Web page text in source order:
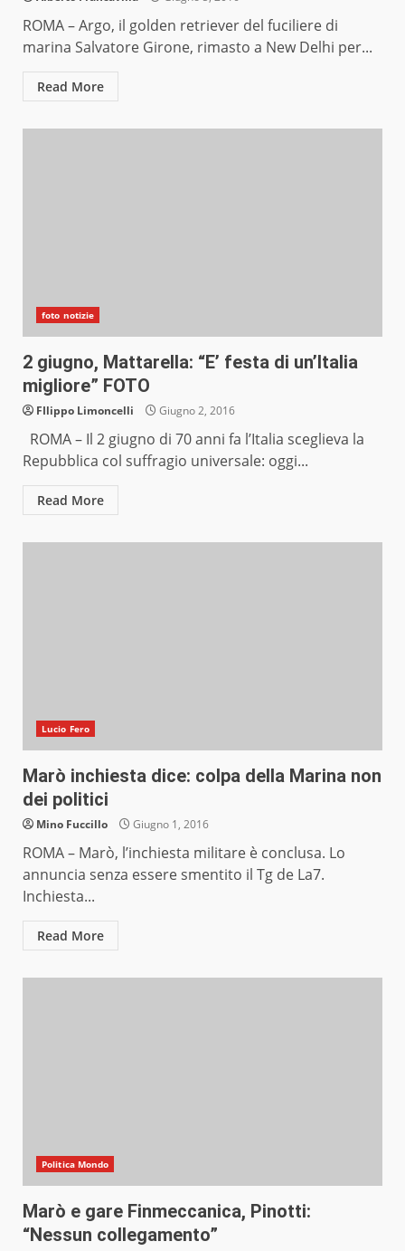
ROMA – Argo, il golden retriever del fuciliere di
marina Salvatore Girone, rimasto a New Delhi per...
Read More
foto notizie
2 giugno, Mattarella: “E’ festa di un’Italia
migliore” FOTO
FIlippo Limoncelli Giugno 2, 2016
ROMA – Il 2 giugno di 70 anni fa l’Italia sceglieva la
Repubblica col suffragio universale: oggi...
Read More
Lucio Fero
Marò inchiesta dice: colpa della Marina non
dei politici
Mino Fuccillo Giugno 1, 2016
ROMA – Marò, l’inchiesta militare è conclusa. Lo
annuncia senza essere smentito il Tg de La7.
Inchiesta...
Read More
Politica Mondo
Marò e gare Finmeccanica, Pinotti:
“Nessun collegamento”